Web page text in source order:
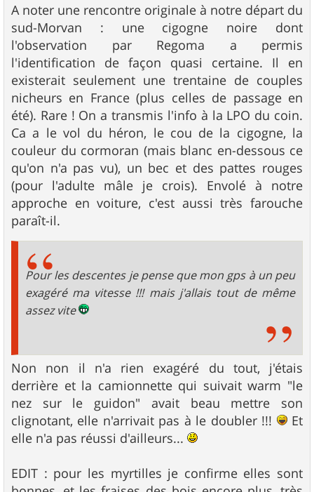
A noter une rencontre originale à notre départ du
sud-Morvan : une cigogne noire dont
l'observation par Regoma a permis
l'identification de façon quasi certaine. Il en
existerait seulement une trentaine de couples
nicheurs en France (plus celles de passage en
été). Rare ! On a transmis l'info à la LPO du coin.
Ca a le vol du héron, le cou de la cigogne, la
couleur du cormoran (mais blanc en-dessous ce
qu'on n'a pas vu), un bec et des pattes rouges
(pour l'adulte mâle je crois). Envolé à notre
approche en voiture, c'est aussi très farouche
paraît-il.
Pour les descentes je pense que mon gps à un peu
exagéré ma vitesse !!! mais j'allais tout de même
assez vite
Non non il n'a rien exagéré du tout, j'étais
derrière et la camionnette qui suivait warm "le
nez sur le guidon" avait beau mettre son
clignotant, elle n'arrivait pas à le doubler !!!
Et
elle n'a pas réussi d'ailleurs...
EDIT : pour les myrtilles je confirme elles sont